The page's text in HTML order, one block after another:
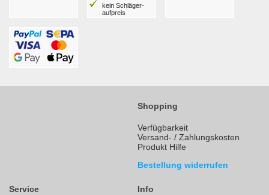
kein Schläger­
aufpreis
Shopping
Verfügbarkeit
Versand- / Zahlungskosten
Produkt Hilfe
Bestellung widerrufen
Service Info